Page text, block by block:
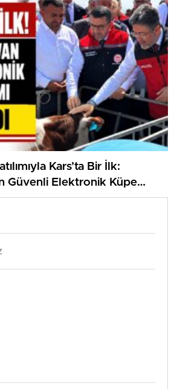
Kars’ta Bir İlk:
Güvenli Elektronik Küpe